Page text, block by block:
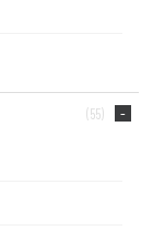
(55)